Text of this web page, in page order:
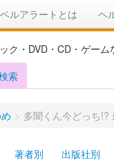
ベルアラートとは ヘ
ク・DVD・CD・ゲー
索
> 多聞くん今どっち!?
著者別 出版社別